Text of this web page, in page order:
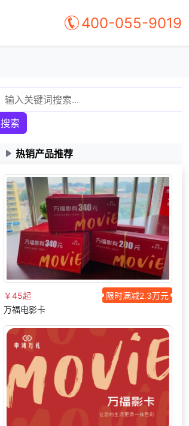
400-055-9019
搜索
热销产品推荐
￥45起
限时满减2.3万元
万福电影卡
150*** 29 天前
选择礼品卡券系统
189***
咨询工会福利平台
138***
156***
咨询供应商礼品
176***
7 天前
选择定制礼品商城
155***
15 天前
选择定制礼品商城
185***
13 天前 选择工会福利系统
获取礼品采购供应链